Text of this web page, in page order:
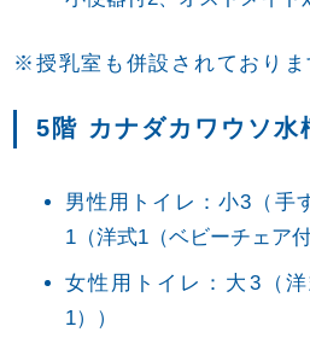
※授乳室も併設されておりま
5階 カナダカワウソ水
男性用トイレ：小3（手
1（洋式1（ベビーチェア付
女性用トイレ：大3（
1））